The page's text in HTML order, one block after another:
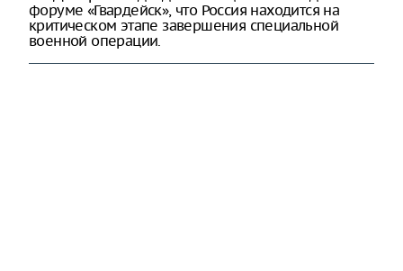
форуме «Гвардейск», что Россия находится на
критическом этапе завершения специальной
военной операции.